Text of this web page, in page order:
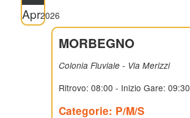
Apr2026
MORBEGNO
Colonia Fluviale - Via Merizzi
Ritrovo: 08:00 - Inizio Gare: 09:30
Categorie: P/M/S